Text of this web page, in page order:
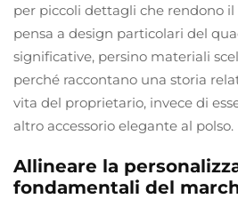
per piccoli dettagli che rendono il
pensa a design particolari del
significative, persino materiali
perché raccontano una storia
vita del proprietario, invece di
altro accessorio elegante al polso.
Allineare la
fondamentali del